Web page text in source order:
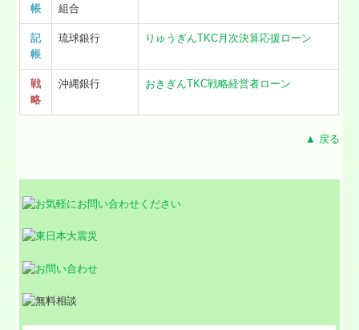
帳
組合
記
帳
琉球銀行 りゅうぎんTKC月次決算応援ローン
戦
略
沖縄銀行 おきぎんTKC戦略経営者ローン
▲ 戻る